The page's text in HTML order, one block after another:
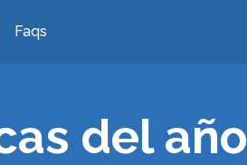
Faqs
del año